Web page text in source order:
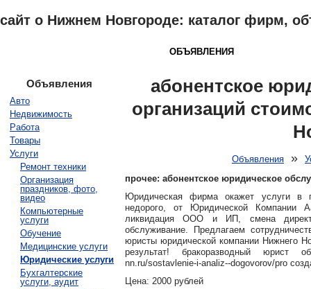
сайт о Нижнем Новгороде: каталог фирм,
ОБЪЯВЛЕНИЯ
абонентское
организаций
Объявления »
прочее: абонентское юридическое
Юридическая фирма окажет услуги в
недорого, от Юридической
ликвидация ООО и ИП, смена
обслуживание. Предлагаем
юристы юридической компании Нижнего
результат! бракоразводный юрист
nn.ru/sostavlenie-i-analiz--dogovorov/pro
Цена: 2000 рублей
Объявления
Авто
Недвижимость
Работа
Товары
Услуги
Ремонт техники
Организация
праздников, фото,
видео
Компьютерные
услуги
Обучение
Медицинские услуги
Юридические услуги
Бухгалтерские
услуги, аудит